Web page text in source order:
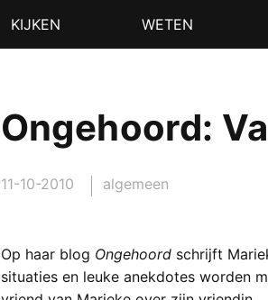
KIJKEN WETEN
Ongehoord:
11-10-2010 algemeen
Op haar blog Ongehoordschrijft
situaties en leuke anekdotes worden